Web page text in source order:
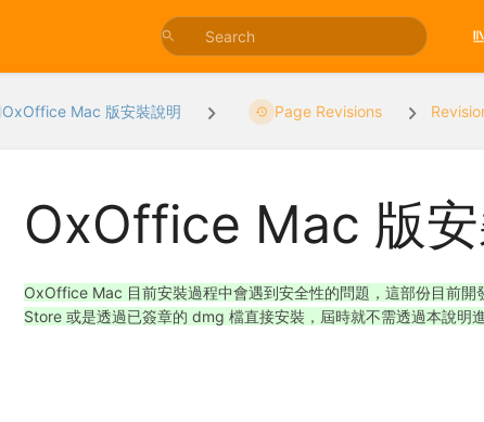
OxOffice Mac 版安裝說明 Page Revisions
OxOffice Mac 版
OxOffice Mac 目前安裝過程中會遇到安全性的問題，這部份目前
Store 或是透過已簽章的 dmg 檔直接安裝，屆時就不需透過本說明進